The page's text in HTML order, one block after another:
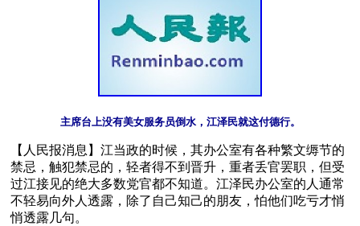
主席台上没有美女服务员倒水，江泽民就这付德行。
【人民报消息】江当政的时候，其办公室有各种繁文缛节的
禁忌，触犯禁忌的，轻者得不到晋升，重者丢官罢职，但受
过江接见的绝大多数党官都不知道。江泽民办公室的人通常
不轻易向外人透露，除了自己知己的朋友，怕他们吃亏才悄
悄透露几句。